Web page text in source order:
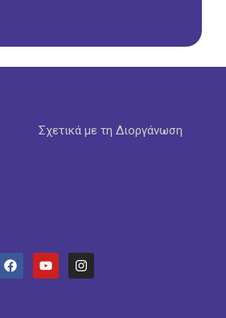
Σχετικά με τη Διοργάνωση